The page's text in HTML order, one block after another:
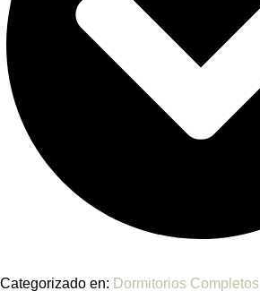
Categorizado en: Dormitorios Completos